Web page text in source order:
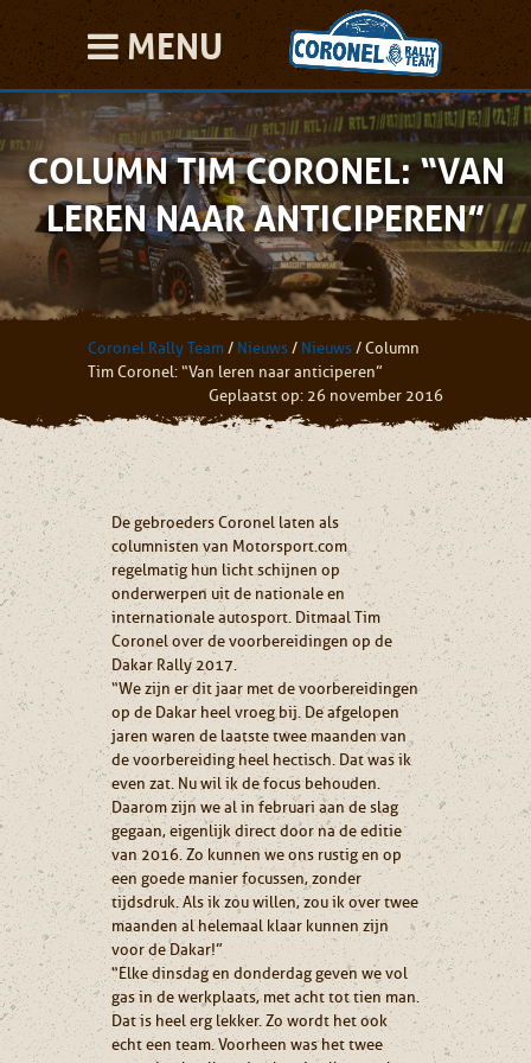
MENU
COLUMN TIM CORONEL: “VAN
LEREN NAAR ANTICIPEREN”
Coronel Rally Team / Nieuws / Nieuws /Column
Tim Coronel: “Van leren naar anticiperen”
Geplaatst op: 26 november 2016
De gebroeders Coronel laten als
columnisten van Motorsport.com
regelmatig hun licht schijnen op
onderwerpen uit de nationale en
internationale autosport. Ditmaal Tim
Coronel over de voorbereidingen op de
Dakar Rally 2017.
“We zijn er dit jaar met de voorbereidingen
op de Dakar heel vroeg bij. De afgelopen
jaren waren de laatste twee maanden van
de voorbereiding heel hectisch. Dat was ik
even zat. Nu wil ik de focus behouden.
Daarom zijn we al in februari aan de slag
gegaan, eigenlijk direct door na de editie
van 2016. Zo kunnen we ons rustig en op
een goede manier focussen, zonder
tijdsdruk. Als ik zou willen, zou ik over twee
maanden al helemaal klaar kunnen zijn
voor de Dakar!”
“Elke dinsdag en donderdag geven we vol
gas in de werkplaats, met acht tot tien man.
Dat is heel erg lekker. Zo wordt het ook
echt een team. Voorheen was het twee